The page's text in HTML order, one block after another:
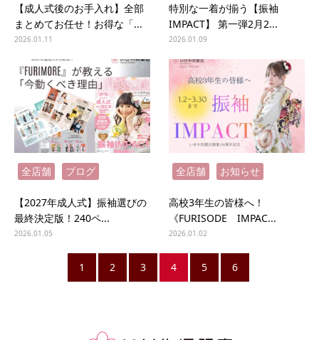
【成人式後のお手入れ】全部
まとめてお任せ！お得な「...
2026.01.11
特別な一着が揃う【振袖
IMPACT】 第一弾2月2...
2026.01.09
全店舗 ブログ
【2027年成人式】振袖選びの
最終決定版！240ペ...
2026.01.05
全店舗 お知らせ
高校3年生の皆様へ！
《FURISODE IMPAC...
2026.01.02
1 2 3 4 5 6